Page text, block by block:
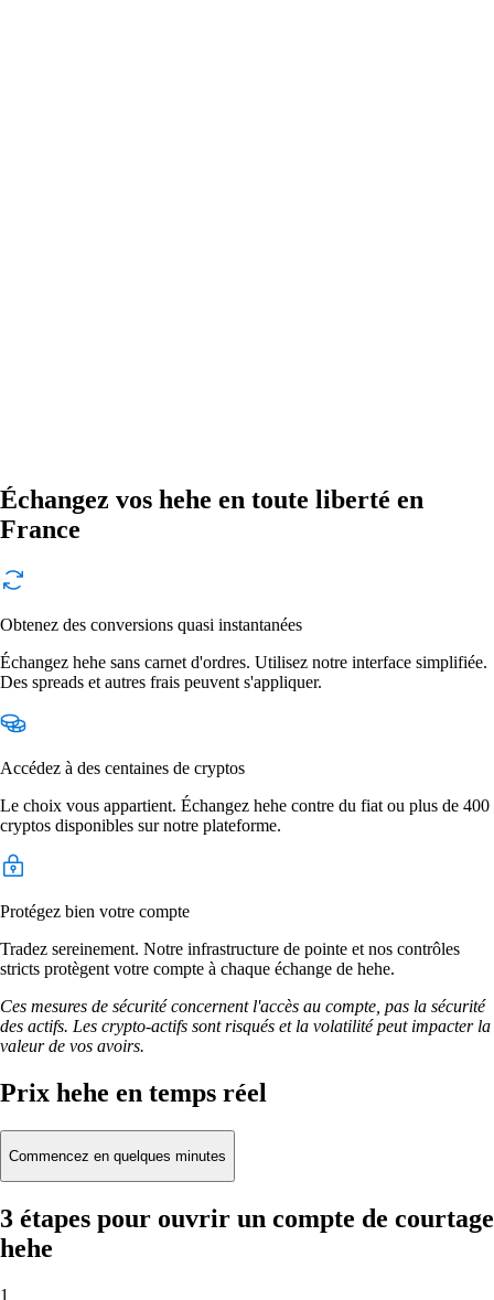
Échangez vos hehe en toute liberté en
France
Obtenez des conversions quasi instantanées
Échangez hehe sans carnet d'ordres. Utilisez notre interface simplifiée.
Des spreads et autres frais peuvent s'appliquer.
Accédez à des centaines de cryptos
Le choix vous appartient. Échangez hehe contre du fiat ou plus de 400
cryptos disponibles sur notre plateforme.
Protégez bien votre compte
Tradez sereinement. Notre infrastructure de pointe et nos contrôles
stricts protègent votre compte à chaque échange de hehe.
Ces mesures de sécurité concernent l'accès au compte, pas la sécurité
des actifs. Les crypto-actifs sont risqués et la volatilité peut impacter la
valeur de vos avoirs.
Prix hehe en temps réel
Commencez en quelques minutes
3 étapes pour ouvrir un compte de courtage
hehe
1